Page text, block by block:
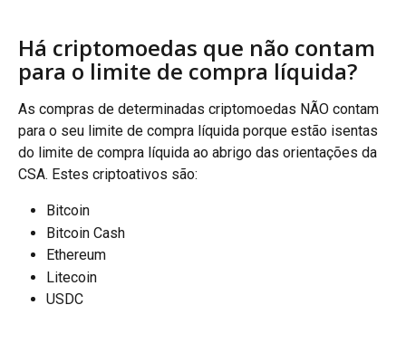
Há criptomoedas que não contam
para o limite de compra líquida?
As compras de determinadas criptomoedas NÃO contam
para o seu limite de compra líquida porque estão isentas
do limite de compra líquida ao abrigo das orientações da
CSA. Estes criptoativos são:
Bitcoin
Bitcoin Cash
Ethereum
Litecoin
USDC